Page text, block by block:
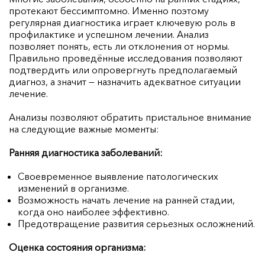
протекают бессимптомно. Именно поэтому
регулярная диагностика играет ключевую роль в
профилактике и успешном лечении. Анализ
позволяет понять, есть ли отклонения от нормы.
Правильно проведённые исследования позволяют
подтвердить или опровергнуть предполагаемый
диагноз, а значит — назначить адекватное ситуации
лечение.
Анализы позволяют обратить пристальное внимание
на следующие важные моменты:
Ранняя диагностика заболеваний:
Своевременное выявление патологических
изменений в организме.
Возможность начать лечение на ранней стадии,
когда оно наиболее эффективно.
Предотвращение развития серьезных осложнений.
Оценка состояния организма: